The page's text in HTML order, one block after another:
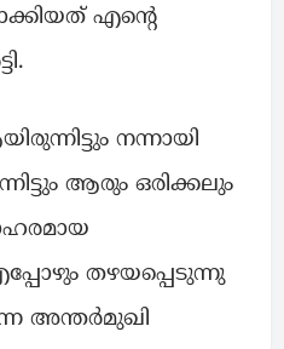
എന്റെ
നന്നായി
ആരും ഒരിക്കലും
തഴയപ്പെടുന്നു
അന്തർമുഖി